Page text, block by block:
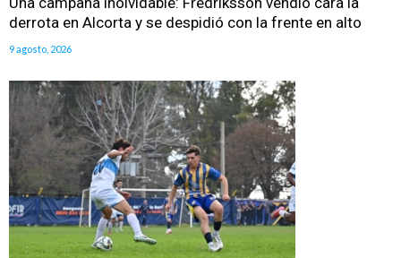
derrota en Alcorta y se despidió con la frente en alto
9 agosto, 2026